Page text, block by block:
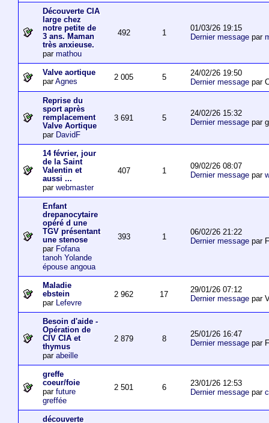
Découverte CIA
large chez
notre petite de
3 ans. Maman
très anxieuse.
par mathou
492 1
01/03/26 19:15
Dernier messagepar
Valve aortique
parAgnes 2 005 5
24/02/26 19:50
Dernier messagepar
Reprise du
sport après
remplacement
Valve Aortique
par DavidF
3 691 5
24/02/26 15:32
Dernier messagepar
14 février, jour
de la Saint
Valentin et
aussi ...
par webmaster
407 1
09/02/26 08:07
Dernier messagepar
Enfant
drepanocytaire
opéré d une
TGV présentant
une stenose
par Fofana
tanoh Yolande
épouse angoua
393 1
06/02/26 21:22
Dernier messagepar
Maladie
ebstein
par Lefevre
2 962 17
29/01/26 07:12
Dernier messagepar
Besoin d'aide -
Opération de
CIV CIA et
thymus
par abeille
2 879 8
25/01/26 16:47
Dernier messagepar
greffe
coeur/foie
par future
greffée
2 501 6
23/01/26 12:53
Dernier messagepar
découverte